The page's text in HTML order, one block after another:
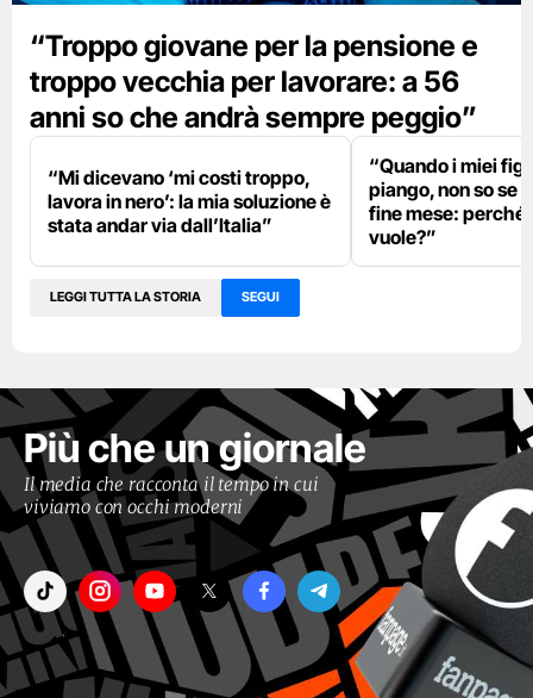
“Troppo giovane per la pensione e
troppo vecchia per lavorare: a 56
anni so che andrà sempre peggio”
“Mi dicevano ‘mi costi troppo,
lavora in nero’: la mia soluzione è
stata andar via dall’Italia”
“Quando i miei
piango, non so se
fine mese: perché
vuole?”
LEGGI TUTTA LA STORIA SEGUI
Più che un giornale
Il media che racconta il tempo in cui
viviamo con occhi moderni